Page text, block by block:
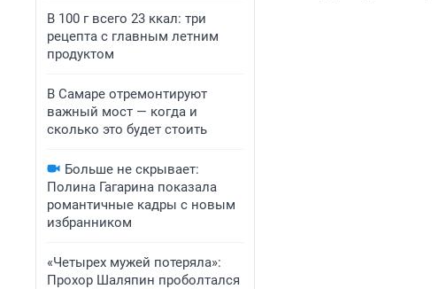
В 100 г всего 23 ккал: три
рецепта с главным летним
продуктом
В Самаре отремонтируют
важный мост — когда и
сколько это будет стоить
Больше не скрывает:
Полина Гагарина показала
романтичные кадры с новым
избранником
«Четырех мужей потеряла»:
Прохор Шаляпин проболтался